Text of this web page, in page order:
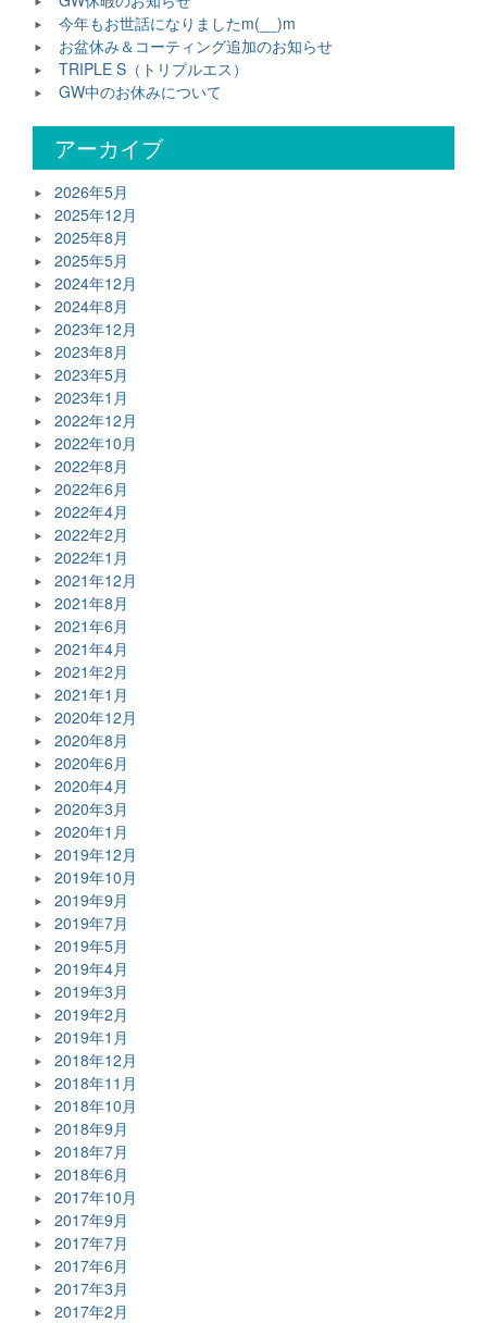
今年もお世話になりましたm(__)m
お盆休み＆コーティング追加のお知らせ
TRIPLE S（トリプルエス）
GW中のお休みについて
アーカイブ
2026年5月
2025年12月
2025年8月
2025年5月
2024年12月
2024年8月
2023年12月
2023年8月
2023年5月
2023年1月
2022年12月
2022年10月
2022年8月
2022年6月
2022年4月
2022年2月
2022年1月
2021年12月
2021年8月
2021年6月
2021年4月
2021年2月
2021年1月
2020年12月
2020年8月
2020年6月
2020年4月
2020年3月
2020年1月
2019年12月
2019年10月
2019年9月
2019年7月
2019年5月
2019年4月
2019年3月
2019年2月
2019年1月
2018年12月
2018年11月
2018年10月
2018年9月
2018年7月
2018年6月
2017年10月
2017年9月
2017年7月
2017年6月
2017年3月
2017年2月